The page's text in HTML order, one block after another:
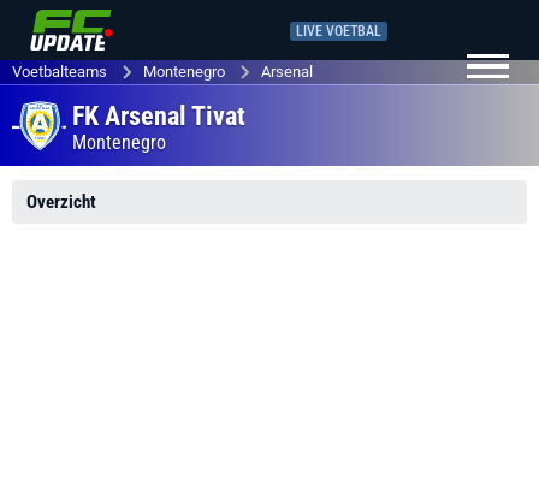
LIVE VOETBAL
Voetbalteams Montenegro Arsenal
FK Arsenal Tivat
Montenegro
Overzicht